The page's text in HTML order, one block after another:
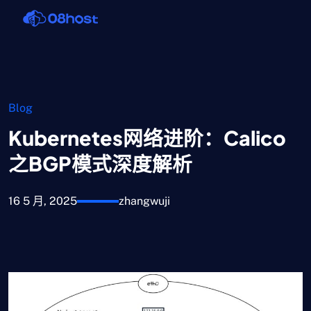
Blog
Kubernetes网络进阶：Calico
之BGP模式深度解析
16 5 月, 2025 zhangwuji